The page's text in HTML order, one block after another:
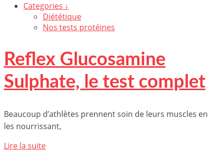
Categories ↓
Diététique
Nos tests protéines
Reflex Glucosamine
Sulphate, le test complet
Beaucoup d’athlètes prennent soin de leurs muscles en
les nourrissant,
Lire la suite